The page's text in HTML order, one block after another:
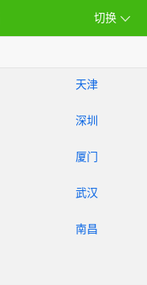
切换
天津
深圳
厦门
武汉
南昌